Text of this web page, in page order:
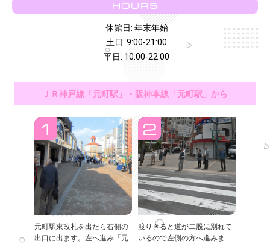
HOURS
休館日: 年末年始
土日: 9:00-21:00
平日: 10:00-22:00
ＪＲ神戸線「元町駅」・阪神本線「元町駅」から
元町駅東改札を出たら右側の
出口に出ます。左へ進み「元
渡りきると道が二股に別れて
いるので左側の方へ進みま